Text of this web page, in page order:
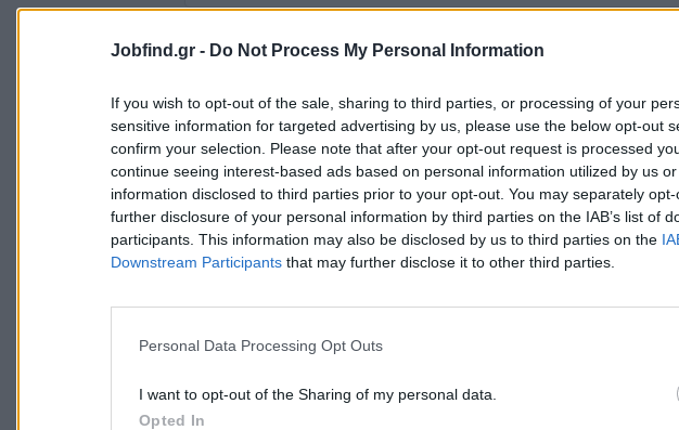
Jobfind.gr - Do Not Process My Personal Information
If you wish to opt-out of the sale, sharing to third parties, or processing of your
sensitive information for targeted advertising by us, please use the below opt-out
confirm your selection. Please note that after your opt-out request is processed
continue seeing interest-based ads based on personal information utilized by us
information disclosed to third parties prior to your opt-out. You may separately
further disclosure of your personal information by third parties on the IAB’s list of
participants. This information may also be disclosed by us to third parties on the
Downstream Participants that may further disclose it to other third parties.
Personal Data Processing Opt Outs
I want to opt-out of the Sharing of my personal data.
Opted In
07/08/2026
Βόλο
Ασφαλιστικά - Real Estate
ΒΟΛΟΣ
Εξωτερική συνεργασία
Υπάλληλος Γραφείου - Μεσίτης Ακινήτων
Ασφαλιστικά - Real Estate